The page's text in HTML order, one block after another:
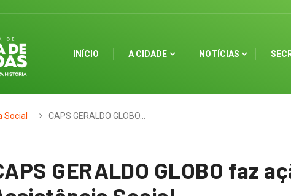
INÍCIO A CIDADE NOTÍCIAS
Social CAPS GERALDO GLOBO…
GERALDO GLOBO faz